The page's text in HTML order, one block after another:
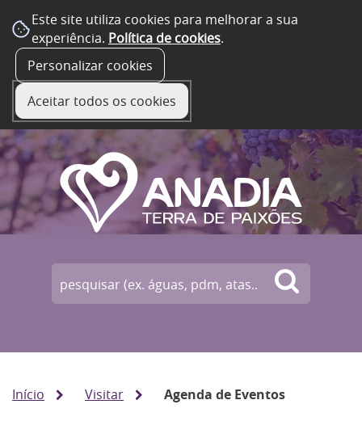
Este site utiliza cookies para melhorar a sua
experiência. Política de cookies.
Personalizar cookies
Aceitar todos os cookies
Início Visitar Agenda de Eventos